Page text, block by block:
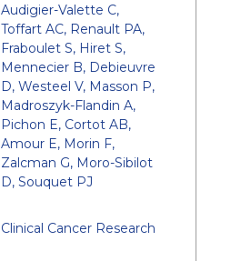
Audigier-Valette C,
Toffart AC, Renault PA,
Fraboulet S, Hiret S,
Mennecier B, Debieuvre
D, Westeel V, Masson P,
Madroszyk-Flandin A,
Pichon E, Cortot AB,
Amour E, Morin F,
Zalcman G, Moro-Sibilot
D, Souquet PJ
Clinical Cancer Research